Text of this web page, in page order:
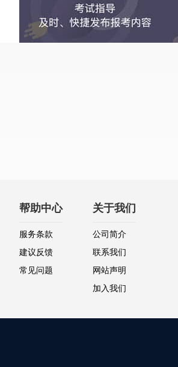
帮助中心
服务条款
建议反馈
常见问题
关于我们
公司简介
联系我们
网站声明
加入我们